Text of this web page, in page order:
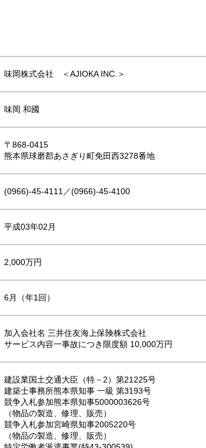
味岡株式会社 ＜AJIOKA INC.＞
味岡 和國
〒868-0415
熊本県球磨郡あさぎり町免田西3278番地
(0966)-45-4111／(0966)-45-4100
平成03年02月
2,000万円
6月（年1回）
加入会社名 三井住友海上保険株式会社
サービス内容一事故につき限度額 10,000万円
建設業国土交通大臣（特－2）第21225号
建築士事務所熊本県知事 一級 第3193号
競争入札参加熊本県知事5000003626号
（物品の製造、修理、販売）
競争入札参加宮崎県知事2005220号
（物品の製造、修理、販売）